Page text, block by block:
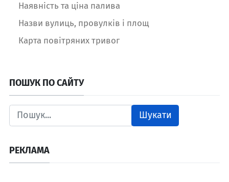
Наявність та ціна палива
Назви вулиць, провулків і площ
Карта повітряних тривог
ПОШУК ПО САЙТУ
Шукати
РЕКЛАМА